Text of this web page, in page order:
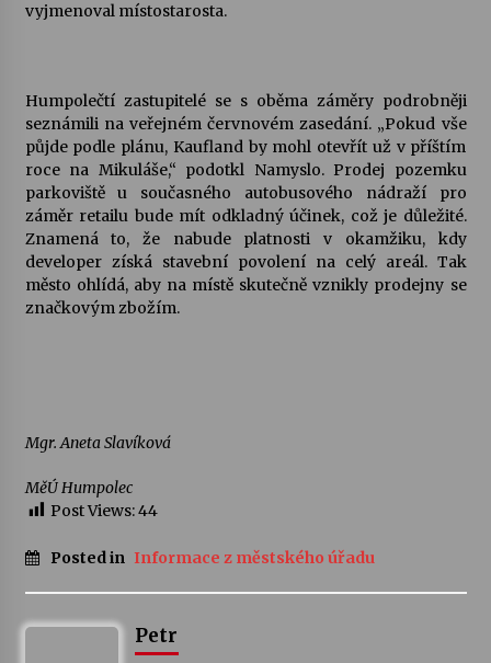
vyjmenoval místostarosta.
Humpolečtí zastupitelé se s oběma záměry podrobněji
seznámili na veřejném červnovém zasedání. „Pokud vše
půjde podle plánu, Kaufland by mohl otevřít už v příštím
roce na Mikuláše,“ podotkl Namyslo. Prodej pozemku
parkoviště u současného autobusového nádraží pro
záměr retailu bude mít odkladný účinek, což je důležité.
Znamená to, že nabude platnosti v okamžiku, kdy
developer získá stavební povolení na celý areál. Tak
město ohlídá, aby na místě skutečně vznikly prodejny se
značkovým zbožím.
Mgr. Aneta Slavíková
MěÚ Humpolec
Post Views:44
Posted in Informace z městského úřadu
Petr